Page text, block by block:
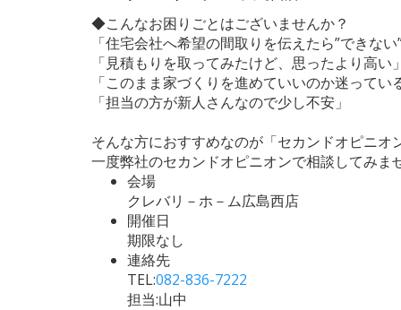
◆こんなお困りごとはございませんか？
「住宅会社へ希望の間取りを伝えたら”できな
「見積もりを取ってみたけど、思ったより高い
「このまま家づくりを進めていいのか迷ってい
「担当の方が新人さんなので少し不安」
そんな方におすすめなのが「セカンドオピニオ
一度弊社のセカンドオピニオンで相談してみま
会場
クレバリ－ホ－ム広島西店
開催日
期限なし
連絡先
TEL:082-836-7222
担当:山中